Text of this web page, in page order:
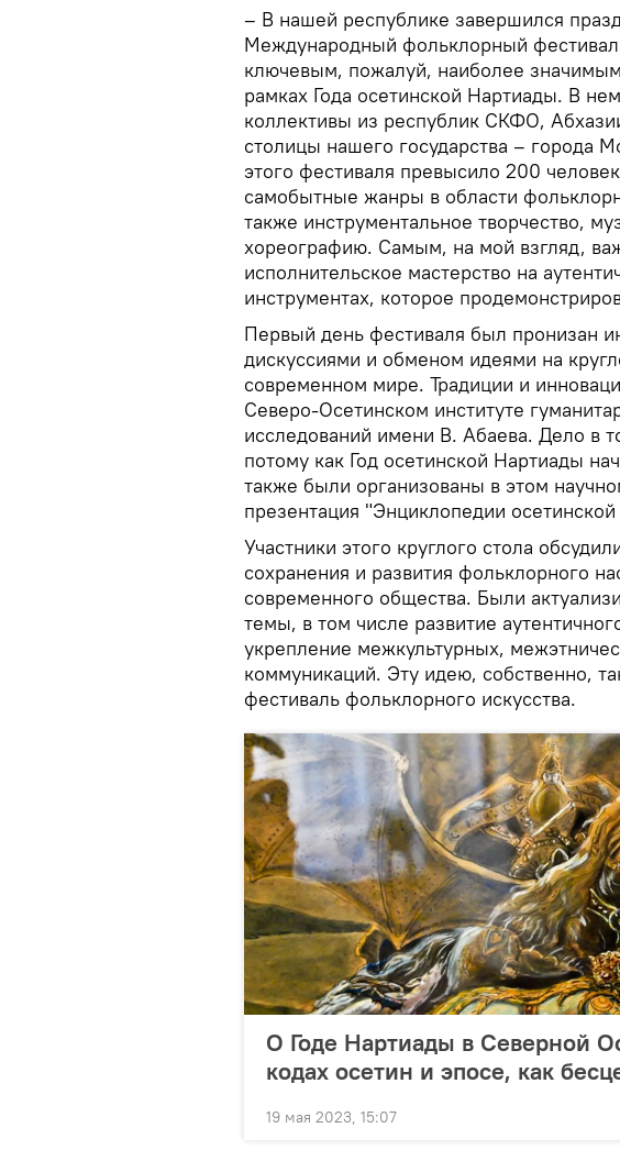
– В нашей республике завершился
Международный фольклорный
ключевым, пожалуй, наиболее
рамках Года осетинской Нартиады. В
коллективы из республик СКФО,
столицы нашего государства – города
этого фестиваля превысило 200
самобытные жанры в области
также инструментальное творчество,
хореографию. Самым, на мой взгляд,
исполнительское мастерство на
инструментах, которое
Первый день фестиваля был пронизан
дискуссиями и обменом идеями на
современном мире. Традиции и
Северо-Осетинском институте
исследований имени В. Абаева. Дело в
потому как Год осетинской Нартиады
также были организованы в этом
презентация "Энциклопедии
Участники этого круглого стола
сохранения и развития фольклорного
современного общества. Были
темы, в том числе развитие
укрепление межкультурных,
коммуникаций. Эту идею, собственно,
фестиваль фольклорного искусства.
О Годе Нартиады в Северной
кодах осетин и эпосе, как
19 мая 2023, 15:07